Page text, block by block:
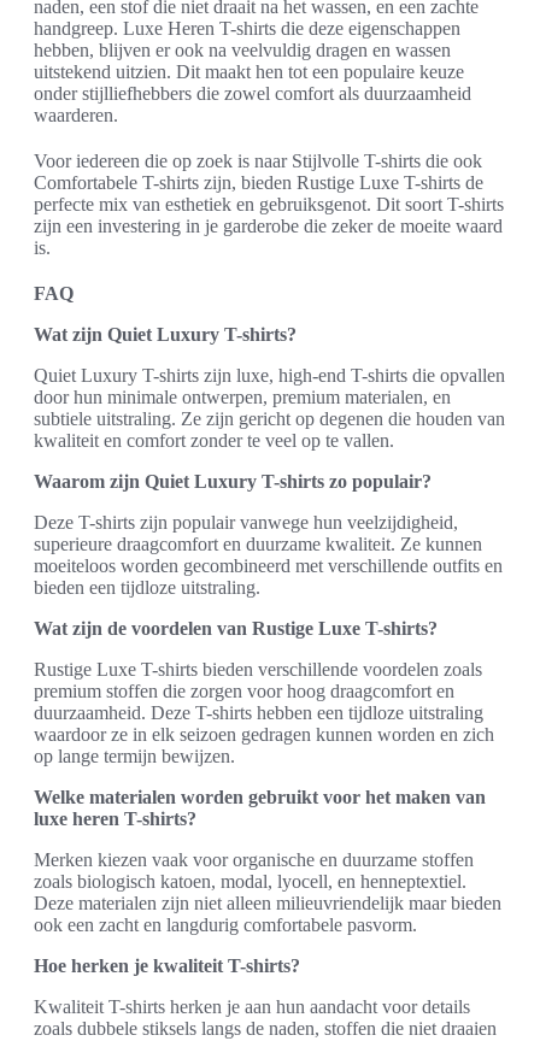
naden, een stof die niet draait na het wassen, en een zachte
handgreep. Luxe Heren T-shirts die deze eigenschappen
hebben, blijven er ook na veelvuldig dragen en wassen
uitstekend uitzien. Dit maakt hen tot een populaire keuze
onder stijlliefhebbers die zowel comfort als duurzaamheid
waarderen.
Voor iedereen die op zoek is naar Stijlvolle T-shirts die ook
Comfortabele T-shirts zijn, bieden Rustige Luxe T-shirts de
perfecte mix van esthetiek en gebruiksgenot. Dit soort T-shirts
zijn een investering in je garderobe die zeker de moeite waard
is.
FAQ
Wat zijn Quiet Luxury T-shirts?
Quiet Luxury T-shirts zijn luxe, high-end T-shirts die opvallen
door hun minimale ontwerpen, premium materialen, en
subtiele uitstraling. Ze zijn gericht op degenen die houden van
kwaliteit en comfort zonder te veel op te vallen.
Waarom zijn Quiet Luxury T-shirts zo populair?
Deze T-shirts zijn populair vanwege hun veelzijdigheid,
superieure draagcomfort en duurzame kwaliteit. Ze kunnen
moeiteloos worden gecombineerd met verschillende outfits en
bieden een tijdloze uitstraling.
Wat zijn de voordelen van Rustige Luxe T-shirts?
Rustige Luxe T-shirts bieden verschillende voordelen zoals
premium stoffen die zorgen voor hoog draagcomfort en
duurzaamheid. Deze T-shirts hebben een tijdloze uitstraling
waardoor ze in elk seizoen gedragen kunnen worden en zich
op lange termijn bewijzen.
Welke materialen worden gebruikt voor het maken van
luxe heren T-shirts?
Merken kiezen vaak voor organische en duurzame stoffen
zoals biologisch katoen, modal, lyocell, en henneptextiel.
Deze materialen zijn niet alleen milieuvriendelijk maar bieden
ook een zacht en langdurig comfortabele pasvorm.
Hoe herken je kwaliteit T-shirts?
Kwaliteit T-shirts herken je aan hun aandacht voor details
zoals dubbele stiksels langs de naden, stoffen die niet draaien